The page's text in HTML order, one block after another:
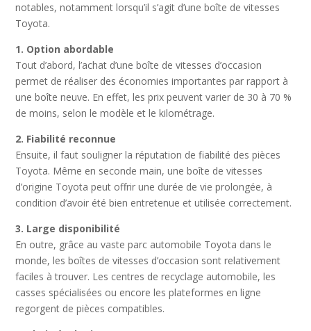
notables, notamment lorsqu’il s’agit d’une boîte de vitesses
Toyota.
1. Option abordable
Tout d’abord, l’achat d’une boîte de vitesses d’occasion
permet de réaliser des économies importantes par rapport à
une boîte neuve. En effet, les prix peuvent varier de 30 à 70 %
de moins, selon le modèle et le kilométrage.
2. Fiabilité reconnue
Ensuite, il faut souligner la réputation de fiabilité des pièces
Toyota. Même en seconde main, une boîte de vitesses
d’origine Toyota peut offrir une durée de vie prolongée, à
condition d’avoir été bien entretenue et utilisée correctement.
3. Large disponibilité
En outre, grâce au vaste parc automobile Toyota dans le
monde, les boîtes de vitesses d’occasion sont relativement
faciles à trouver. Les centres de recyclage automobile, les
casses spécialisées ou encore les plateformes en ligne
regorgent de pièces compatibles.